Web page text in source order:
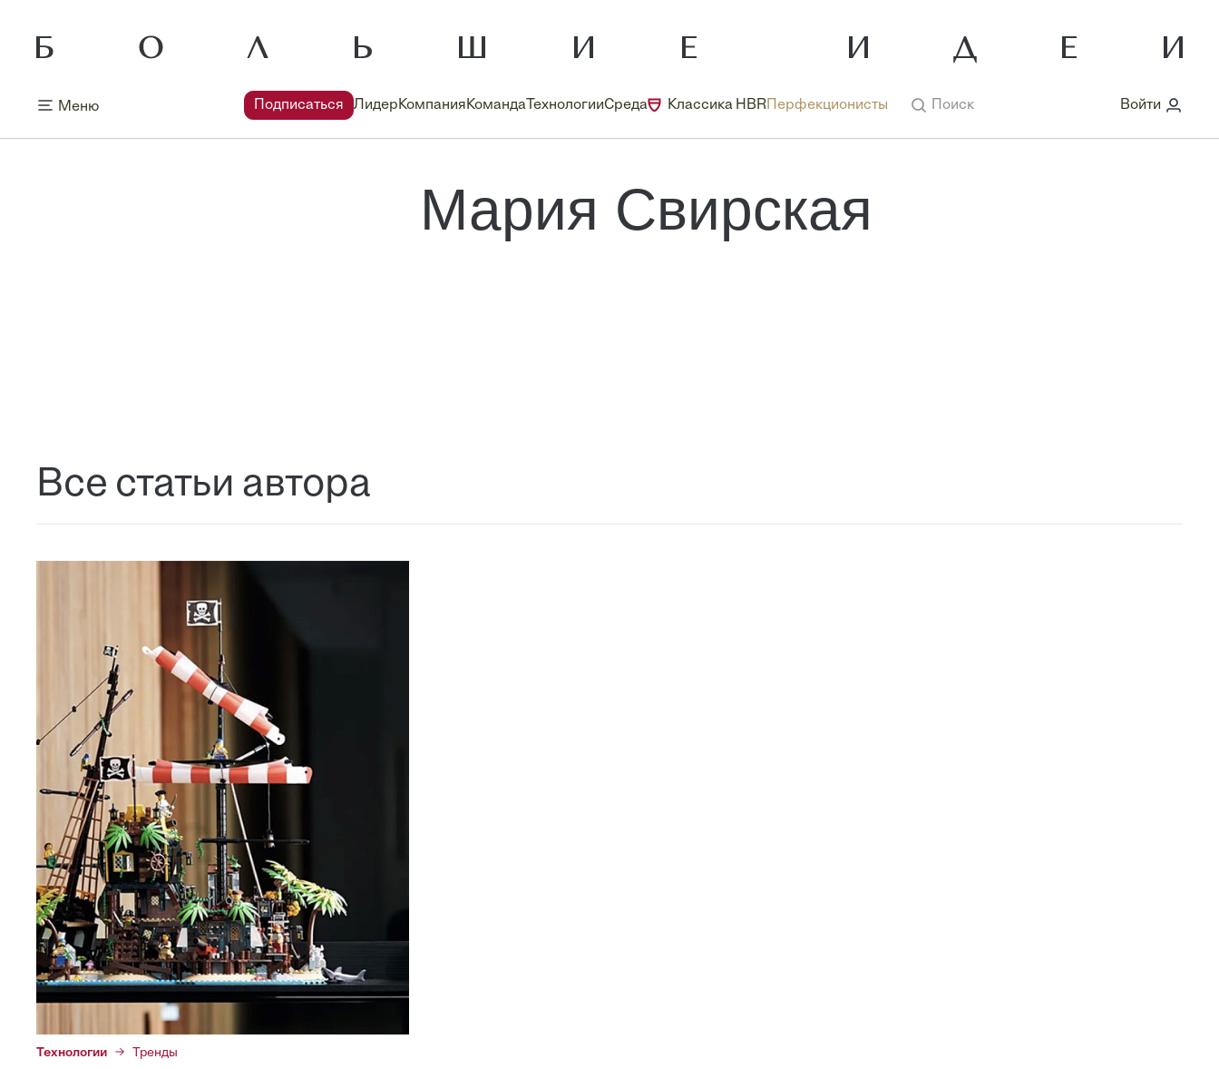
Меню Подписаться ЛидерКомпанияКоманда ТехнологииСреда Классика HBR Перфекционисты Поиск Войти
Мария Свирская
Все статьи автора
Технологии Тренды